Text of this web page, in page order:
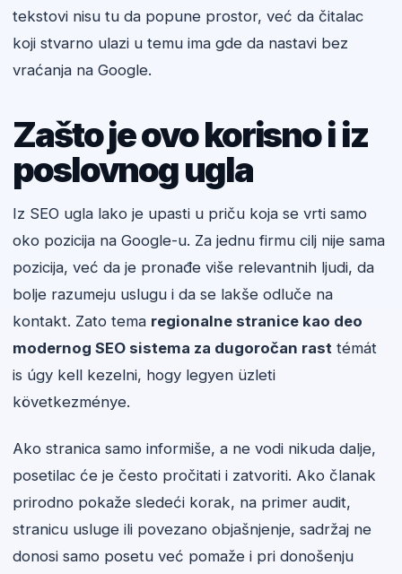
tekstovi nisu tu da popune prostor, već da čitalac
koji stvarno ulazi u temu ima gde da nastavi bez
vraćanja na Google.
Zašto je ovo korisno i iz
poslovnog ugla
Iz SEO ugla lako je upasti u priču koja se vrti samo
oko pozicija na Google-u. Za jednu firmu cilj nije sama
pozicija, već da je pronađe više relevantnih ljudi, da
bolje razumeju uslugu i da se lakše odluče na
kontakt. Zato tema regionalne stranice kao deo
modernog SEO sistema za dugoročan rast témát
is úgy kell kezelni, hogy legyen üzleti
következménye.
Ako stranica samo informiše, a ne vodi nikuda dalje,
posetilac će je često pročitati i zatvoriti. Ako članak
prirodno pokaže sledeći korak, na primer audit,
stranicu usluge ili povezano objašnjenje, sadržaj ne
donosi samo posetu već pomaže i pri donošenju